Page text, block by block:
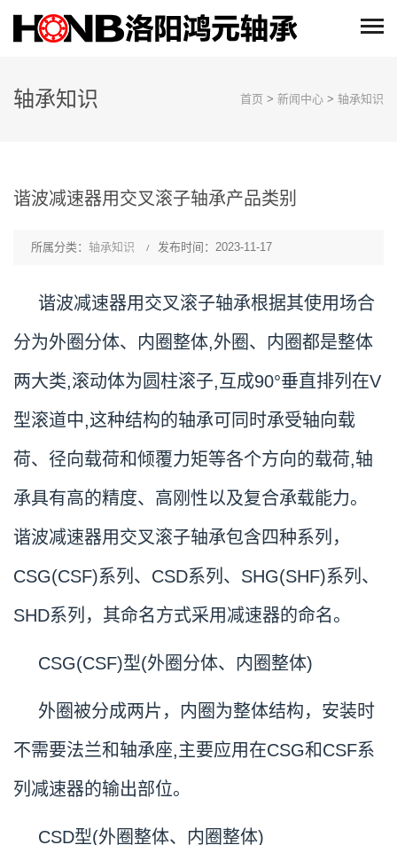
轴承知识 首页 > 新闻中心 > 轴承知识
谐波减速器用交叉滚子轴承产品类别
所属分类： 轴承知识 发布时间：2023-11-17
谐波减速器用交叉滚子轴承根据其使用场合
分为外圈分体、内圈整体,外圈、内圈都是整体
两大类,滚动体为圆柱滚子,互成90°垂直排列在V
型滚道中,这种结构的轴承可同时承受轴向载
荷、径向载荷和倾覆力矩等各个方向的载荷,轴
承具有高的精度、高刚性以及复合承载能力。
谐波减速器用交叉滚子轴承包含四种系列，
CSG(CSF)系列、CSD系列、SHG(SHF)系列、
SHD系列，其命名方式采用减速器的命名。
CSG(CSF)型(外圈分体、内圈整体)
外圈被分成两片，内圈为整体结构，安装时
不需要法兰和轴承座,主要应用在CSG和CSF系
列减速器的输出部位。
CSD型(外圈整体、内圈整体)